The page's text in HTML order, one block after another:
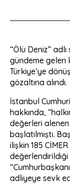
“Ölü Deniz”
gündeme gelen
Türkiye’ye
gözaltına alındı.
İstanbul
hakkında,
değerleri
başlatılmıştı.
ilişkin 185
değerlendirildiği
adliyeye sevk